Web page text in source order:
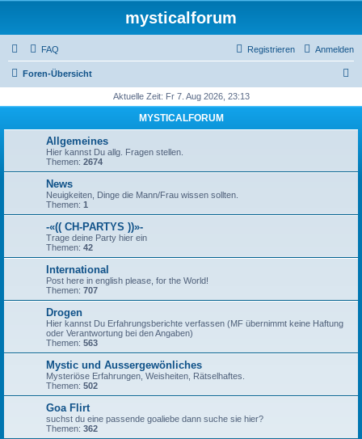
mysticalforum
FAQ Anmelden
Registrieren
Foren-Übersicht
h
Aktuelle Zeit: Fr 7. Aug 2026, 23:13
MYSTICALFORUM
Allgemeines
Hier kannst Du allg. Fragen stellen.
Themen: 2674
News
Neuigkeiten, Dinge die Mann/Frau wissen sollten.
Themen: 1
-«(( CH-PARTYS ))»-
Trage deine Party hier ein
Themen: 42
International
Post here in english please, for the World!
Themen: 707
Drogen
Hier kannst Du Erfahrungsberichte verfassen (MF übernimmt keine Haftung
oder Verantwortung bei den Angaben)
Themen: 563
Mystic und Aussergewönliches
Mysteriöse Erfahrungen, Weisheiten, Rätselhaftes.
Themen: 502
Goa Flirt
suchst du eine passende goaliebe dann suche sie hier?
Themen: 362